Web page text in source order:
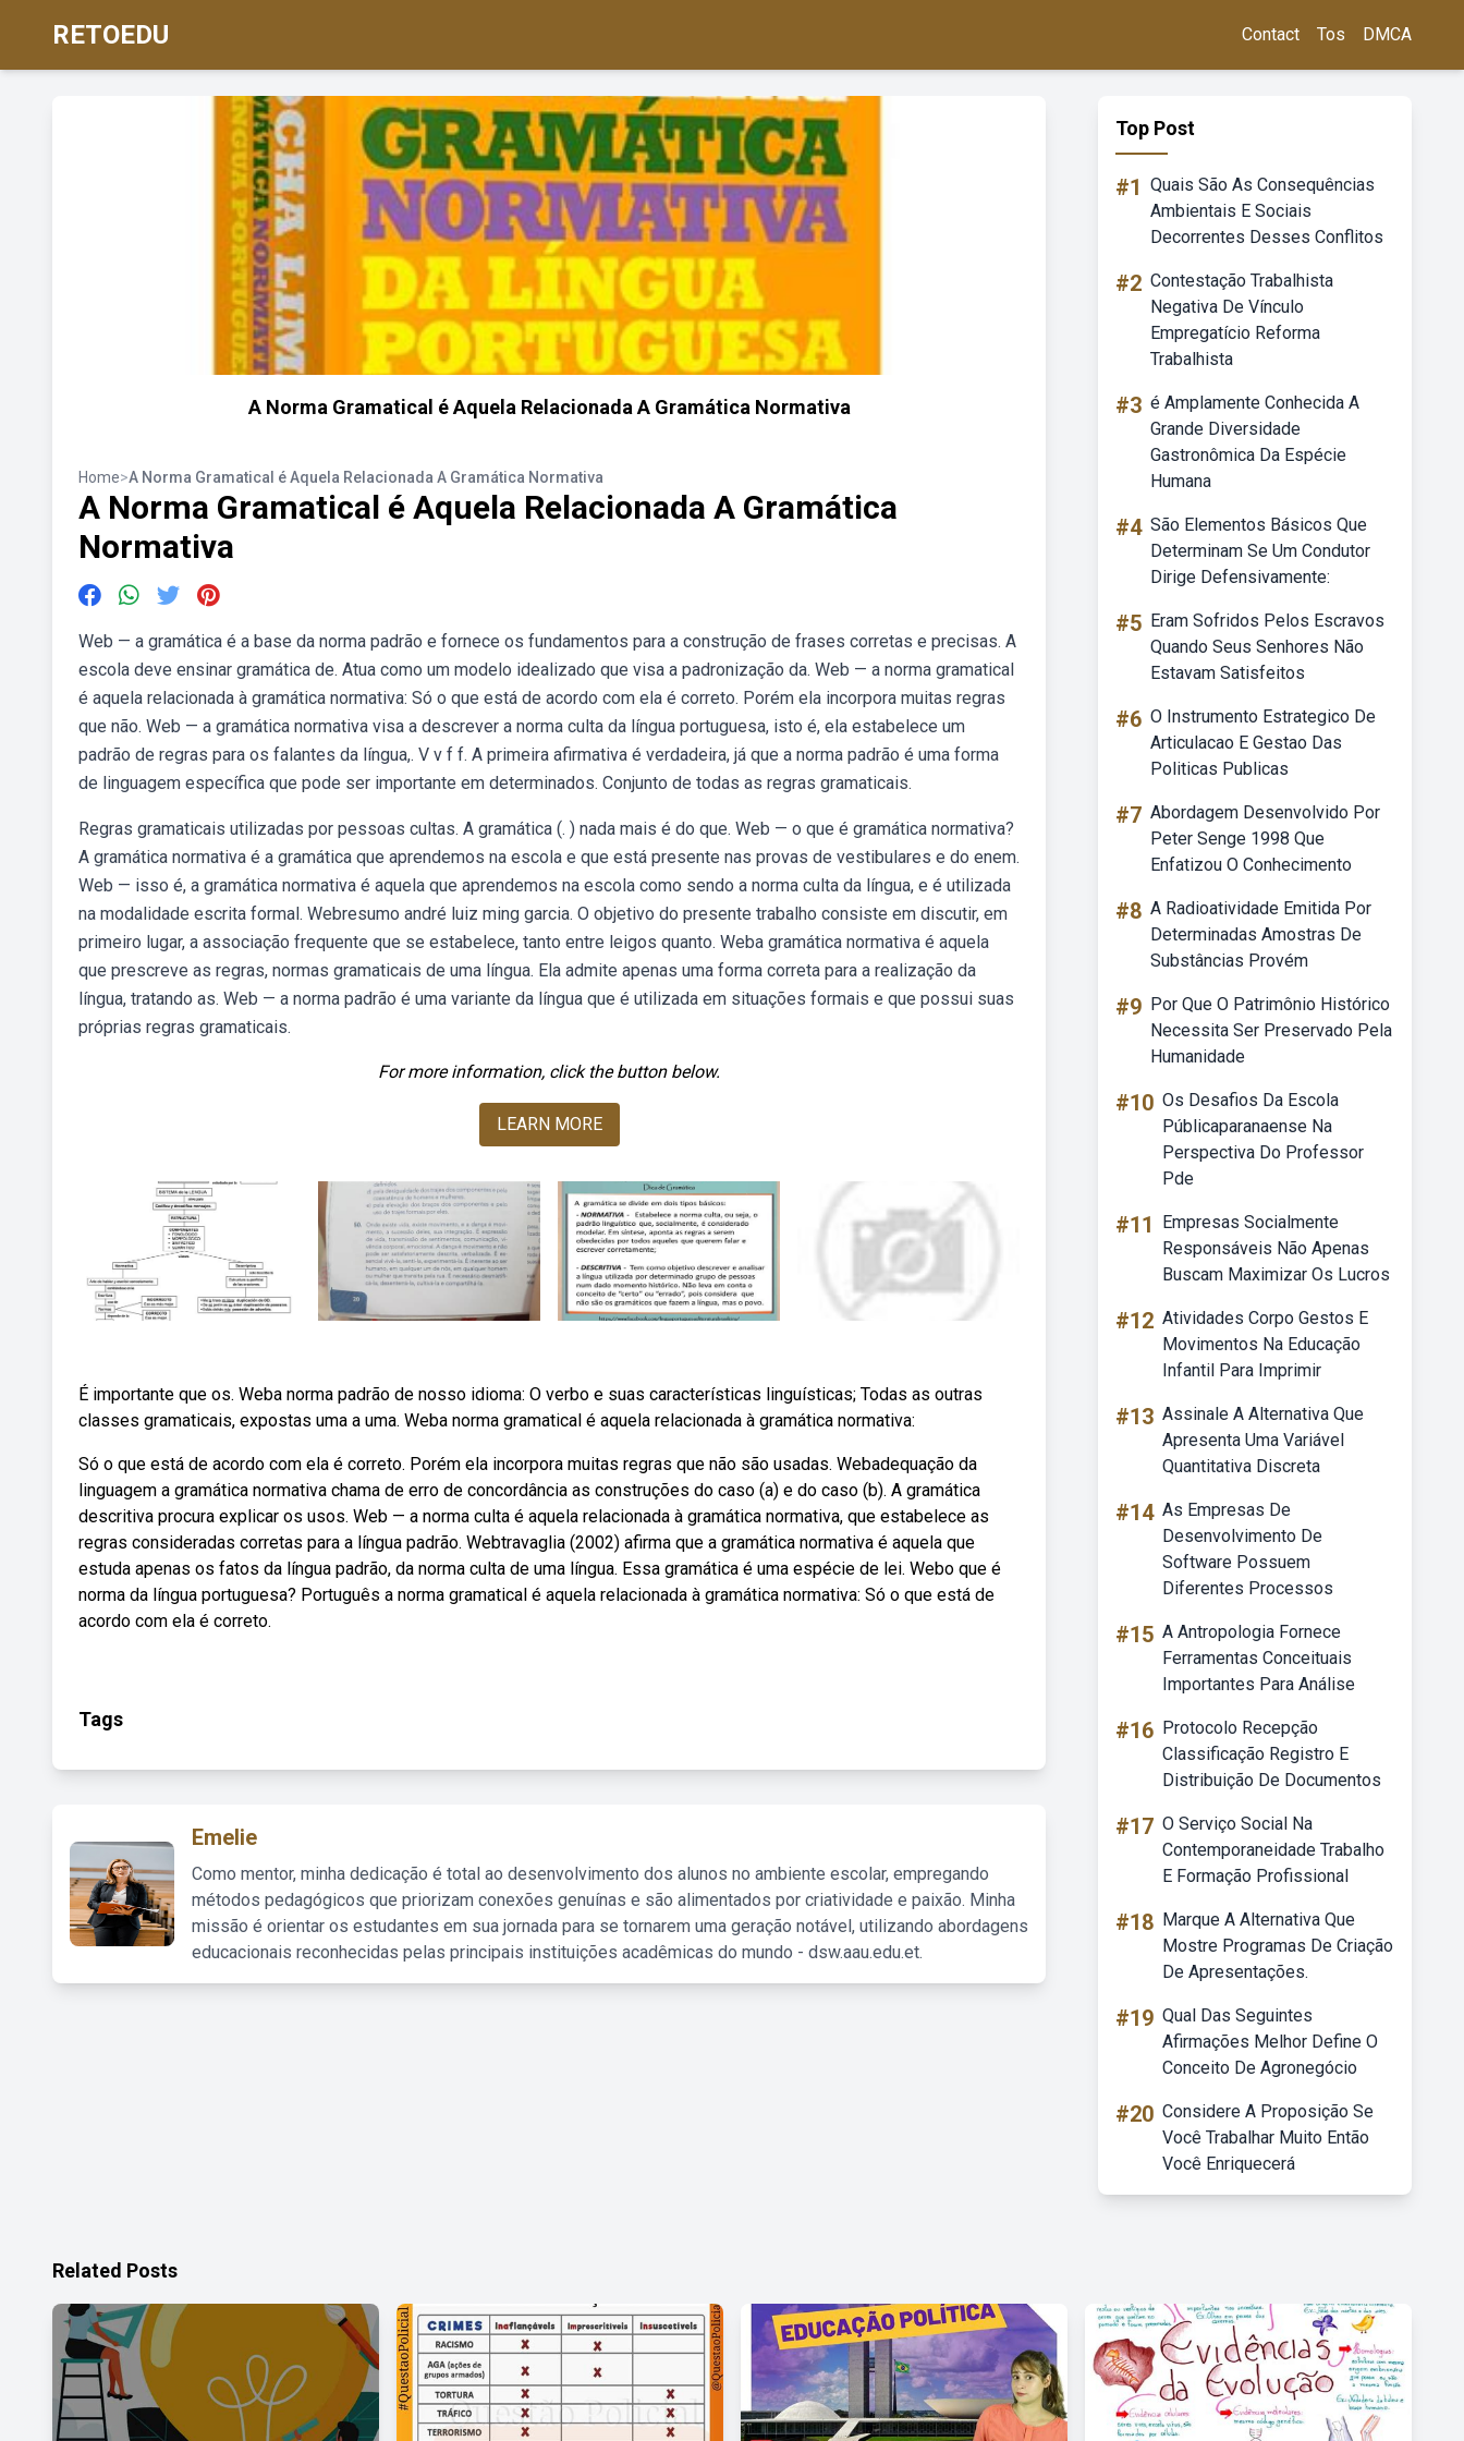
RETOEDU Contact Tos DMCA
A Norma Gramatical é Aquela Relacionada A Gramática Normativa
Home>A Norma Gramatical é Aquela Relacionada A Gramática Normativa
A Norma Gramatical é Aquela Relacionada A Gramática
Normativa
Web — a gramática é a base da norma padrão e fornece os fundamentos para a construção de frases corretas e precisas. A
escola deve ensinar gramática de. Atua como um modelo idealizado que visa a padronização da. Web — a norma gramatical
é aquela relacionada à gramática normativa: Só o que está de acordo com ela é correto. Porém ela incorpora muitas regras
que não. Web — a gramática normativa visa a descrever a norma culta da língua portuguesa, isto é, ela estabelece um
padrão de regras para os falantes da língua,. V v f f. A primeira afirmativa é verdadeira, já que a norma padrão é uma forma
de linguagem específica que pode ser importante em determinados. Conjunto de todas as regras gramaticais.
Regras gramaticais utilizadas por pessoas cultas. A gramática (. ) nada mais é do que. Web — o que é gramática normativa?
A gramática normativa é a gramática que aprendemos na escola e que está presente nas provas de vestibulares e do enem.
Web — isso é, a gramática normativa é aquela que aprendemos na escola como sendo a norma culta da língua, e é utilizada
na modalidade escrita formal. Webresumo andré luiz ming garcia. O objetivo do presente trabalho consiste em discutir, em
primeiro lugar, a associação frequente que se estabelece, tanto entre leigos quanto. Weba gramática normativa é aquela
que prescreve as regras, normas gramaticais de uma língua. Ela admite apenas uma forma correta para a realização da
língua, tratando as. Web — a norma padrão é uma variante da língua que é utilizada em situações formais e que possui suas
próprias regras gramaticais.
For more information, click the button below.
LEARN MORE
É importante que os. Weba norma padrão de nosso idioma: O verbo e suas características linguísticas; Todas as outras
classes gramaticais, expostas uma a uma. Weba norma gramatical é aquela relacionada à gramática normativa:
Só o que está de acordo com ela é correto. Porém ela incorpora muitas regras que não são usadas. Webadequação da
linguagem a gramática normativa chama de erro de concordância as construções do caso (a) e do caso (b). A gramática
descritiva procura explicar os usos. Web — a norma culta é aquela relacionada à gramática normativa, que estabelece as
regras consideradas corretas para a língua padrão. Webtravaglia (2002) afirma que a gramática normativa é aquela que
estuda apenas os fatos da língua padrão, da norma culta de uma língua. Essa gramática é uma espécie de lei. Webo que é
norma da língua portuguesa? Português a norma gramatical é aquela relacionada à gramática normativa: Só o que está de
acordo com ela é correto.
Tags
Emelie
Como mentor, minha dedicação é total ao desenvolvimento dos alunos no ambiente escolar, empregando
métodos pedagógicos que priorizam conexões genuínas e são alimentados por criatividade e paixão. Minha
missão é orientar os estudantes em sua jornada para se tornarem uma geração notável, utilizando abordagens
educacionais reconhecidas pelas principais instituições acadêmicas do mundo - dsw.aau.edu.et.
Top Post
#1 Quais São As Consequências
Ambientais E Sociais
Decorrentes Desses Conflitos
#2 Contestação Trabalhista
Negativa De Vínculo
Empregatício Reforma
Trabalhista
#3 é Amplamente Conhecida A
Grande Diversidade
Gastronômica Da Espécie
Humana
#4 São Elementos Básicos Que
Determinam Se Um Condutor
Dirige Defensivamente:
#5 Eram Sofridos Pelos Escravos
Quando Seus Senhores Não
Estavam Satisfeitos
#6 O Instrumento Estrategico De
Articulacao E Gestao Das
Politicas Publicas
#7 Abordagem Desenvolvido Por
Peter Senge 1998 Que
Enfatizou O Conhecimento
#8 A Radioatividade Emitida Por
Determinadas Amostras De
Substâncias Provém
#9 Por Que O Patrimônio Histórico
Necessita Ser Preservado Pela
Humanidade
#10 Os Desafios Da Escola
Públicaparanaense Na
Perspectiva Do Professor
Pde
#11
Empresas Socialmente
Responsáveis Não Apenas
Buscam Maximizar Os Lucros
#12 Atividades Corpo Gestos E
Movimentos Na Educação
Infantil Para Imprimir
#13 Assinale A Alternativa Que
Apresenta Uma Variável
Quantitativa Discreta
#14 As Empresas De
Desenvolvimento De
Software Possuem
Diferentes Processos
#15 A Antropologia Fornece
Ferramentas Conceituais
Importantes Para Análise
#16 Protocolo Recepção
Classificação Registro E
Distribuição De Documentos
#17 O Serviço Social Na
Contemporaneidade Trabalho
E Formação Profissional
#18 Marque A Alternativa Que
Mostre Programas De Criação
De Apresentações.
#19 Qual Das Seguintes
Afirmações Melhor Define O
Conceito De Agronegócio
#20 Considere A Proposição Se
Você Trabalhar Muito Então
Você Enriquecerá
Related Posts